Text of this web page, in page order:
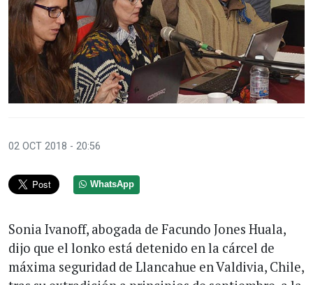
02 OCT 2018 - 20:56
WhatsApp
Sonia Ivanoff, abogada de Facundo Jones Huala,
dijo que el lonko está detenido en la cárcel de
máxima seguridad de Llancahue en Valdivia, Chile,